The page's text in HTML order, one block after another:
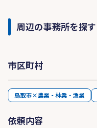
周辺の事務所を探す
市区町村
鳥取市×農業・林業・漁業
依頼内容